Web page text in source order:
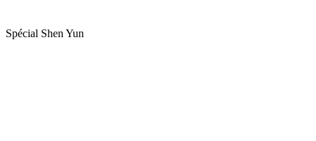
Spécial Shen Yun